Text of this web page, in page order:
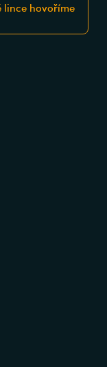
lince hovoříme